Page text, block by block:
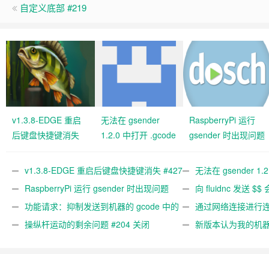
自定义底部 #219
v1.3.8-EDGE 重启
后键盘快捷键消失
无法在 gsender
1.2.0 中打开 .gcode
RaspberryPi 运行
gsender 时出现问题
v1.3.8-EDGE 重启后键盘快捷键消失 #427
关闭
无法在 gsender
#367
RaspberryPi 运行 gsender 时出现问题
#89
向 fluidnc 发送 $$
#473
功能请求：抑制发送到机器的 gcode 中的
gcode 注释。 #444 关闭
通过网络连接进行
操纵杆运动的剩余问题 #204 关闭
新版本认为我的机